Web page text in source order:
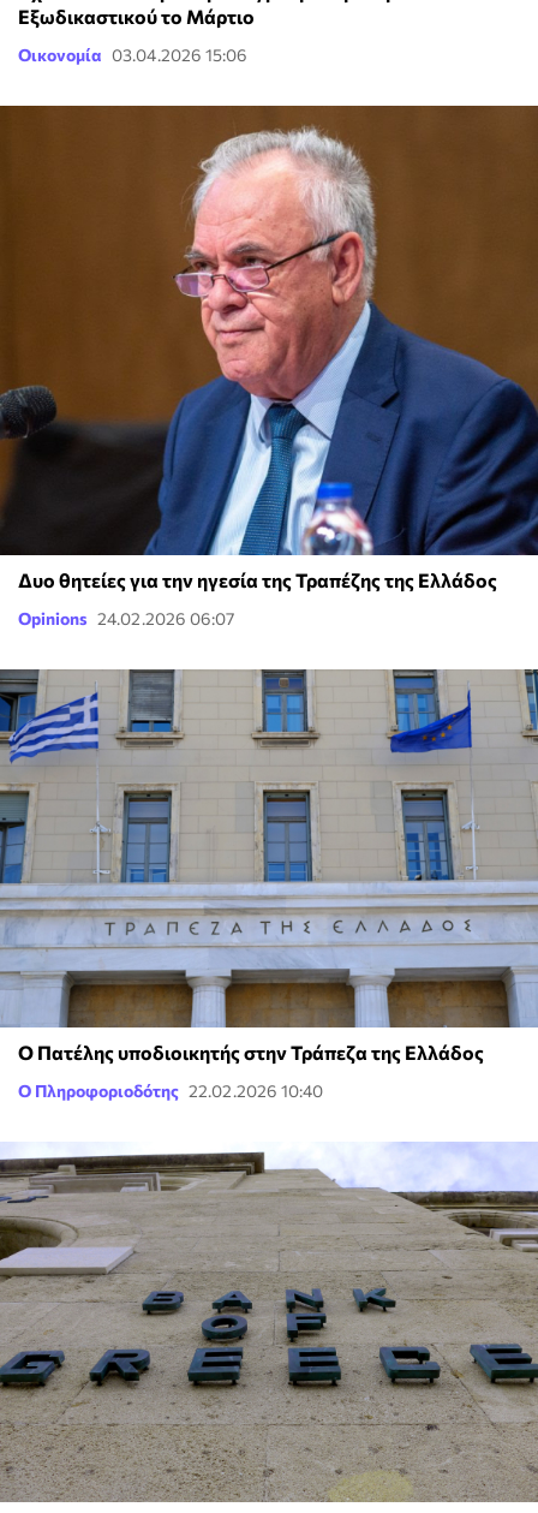
Εξωδικαστικού το Μάρτιο
Οικονομία 03.04.2026 15:06
Δυο θητείες για την ηγεσία της Τραπέζης της Ελλάδος
Opinions 24.02.2026 06:07
Ο Πατέλης υποδιοικητής στην Τράπεζα της Ελλάδος
Ο Πληροφοριοδότης 22.02.2026 10:40